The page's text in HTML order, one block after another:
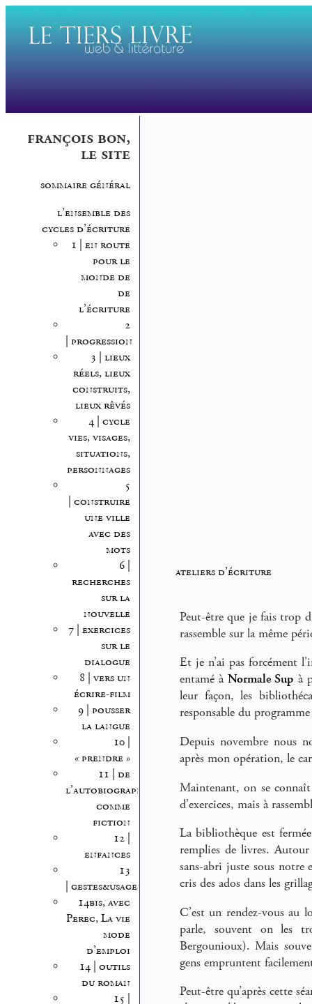
françois bon,
le site
sommaire général
l’ensemble des
cycles d’écriture
1 | en route
pour le
monde de
de
l’écriture
2
| progression
3 | lieux
réels, lieux
construits,
lieux rêvés
4 | cycle
vies, visages,
situations,
personnages
5
| construire
une ville
avec des
mots
6 |
recherches
sur la
nouvelle
7 | exercices
sur le
dialogue
8 | vers un
écrire-film
9 | pousser
la langue
10 |
« prendre »
11 | de
l’autobiographie
comme
fiction
12 |
enfances
13
| gestes&usages
14bis, avec
Perec, La vie
mode
d’emploi
14 | outils
du roman
15 |
ateliers d’écriture
Peut-être que je fais trop
rassemble sur la même
Et je n’ai pas forcément
entamé àNormale Sup à
leur façon, les
responsable du
Depuis novembre nous
après mon opération, le
Maintenant, on se
d’exercices, mais à
La bibliothèque est fermée
remplies de livres.
sans-abri juste sous notre
cris des ados dans les
C’est un rendez-vous au
parle, souvent on les
Bergounioux). Mais
gens empruntent
Peut-être qu’après cette